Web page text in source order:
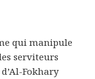
qui manipule
serviteurs
Fokhary